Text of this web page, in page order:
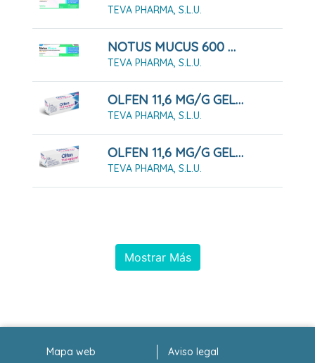
TEVA PHARMA, S.L.U.
NOTUS MUCUS 600 MG COMPRIMIDOS EFERVENCENTES SABOR LIMON, 20 Comprimidos
TEVA PHARMA, S.L.U.
OLFEN 11,6 MG/G GEL 100 G
TEVA PHARMA, S.L.U.
OLFEN 11,6 MG/G GEL 60 G
TEVA PHARMA, S.L.U.
Mostrar Más
Mapa web
Aviso legal